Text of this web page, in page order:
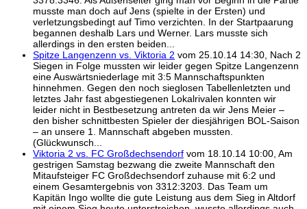
musste man doch auf Jens (spielte in der Ersten) und
verletzungsbedingt auf Timo verzichten. In der Startpaarung
begannen deshalb Lars und Werner. Lars musste sich
allerdings in den ersten beiden...
Spitze Langenzenn vs. Viktoria 2 vom 25.10.14 14:30, Nach 2
Siegen in Folge mussten wir leider gegen Spitze Langenzenn
eine Auswärtsniederlage mit 3:5 Mannschaftspunkten
hinnehmen. Gegen den noch sieglosen Tabellenletzten und
letztes Jahr fast abgestiegenen Lokalrivalen konnten wir
leider nicht in Bestbesetzung antreten da wir Jens Meier –
den bisher schnittbesten Spieler der diesjährigen BOL-Saison
– an unsere 1. Mannschaft abgeben mussten.
(Glückwunsch...
Viktoria 2 vs. FC Großdechsendorf vom 18.10.14 10:00, Am
gestrigen Samstag bezwang die zweite Mannschaft den
Mitaufsteiger FC Großdechsendorf zuhause mit 6:2 und
einem Gesamtergebnis von 3312:3203. Das Team um
Kapitän Ingo wollte die gute Leistung aus dem Sieg in Altdorf